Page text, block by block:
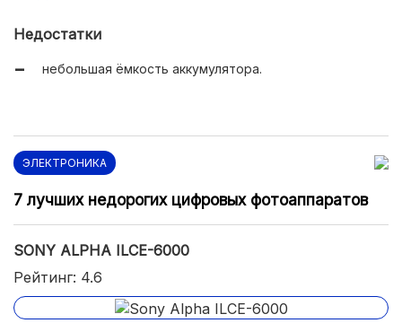
поворотный и сенсорный ЖК-экран;
компактный.
Недостатки
небольшая ёмкость аккумулятора.
ЭЛЕКТРОНИКА
7 лучших недорогих цифровых фотоаппаратов
SONY ALPHA ILCE-6000
Рейтинг: 4.6